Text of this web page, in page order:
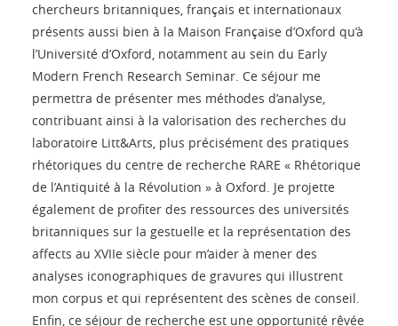
chercheurs britanniques, français et internationaux
présents aussi bien à la Maison Française d’Oxford qu’à
l’Université d’Oxford, notamment au sein du Early
Modern French Research Seminar. Ce séjour me
permettra de présenter mes méthodes d’analyse,
contribuant ainsi à la valorisation des recherches du
laboratoire Litt&Arts, plus précisément des pratiques
rhétoriques du centre de recherche RARE « Rhétorique
de l’Antiquité à la Révolution » à Oxford. Je projette
également de profiter des ressources des universités
britanniques sur la gestuelle et la représentation des
affects au XVIIe siècle pour m’aider à mener des
analyses iconographiques de gravures qui illustrent
mon corpus et qui représentent des scènes de conseil.
Enfin, ce séjour de recherche est une opportunité rêvée